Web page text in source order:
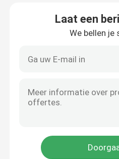
Laat een
We bellen je